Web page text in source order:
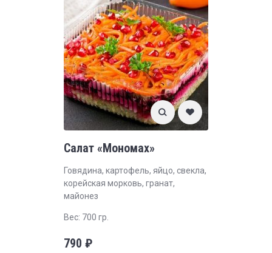
Салат «Мономах»
Говядина, картофель, яйцо, свекла,
корейская морковь, гранат,
майонез
Вес: 700 гр.
790 ₽